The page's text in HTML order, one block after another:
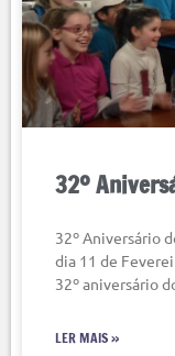
32º
32º Aniversário
dia 11 de
32º aniversário
LER MAIS »